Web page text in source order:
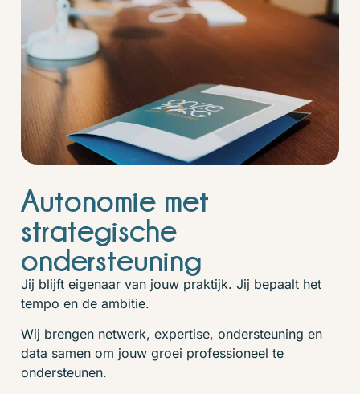
Autonomie met
strategische
ondersteuning
Jij blijft eigenaar van jouw praktijk. Jij bepaalt het
tempo en de ambitie.
Wij brengen netwerk, expertise, ondersteuning en
data samen om jouw groei professioneel te
ondersteunen.